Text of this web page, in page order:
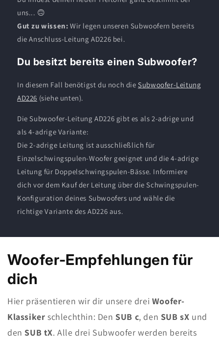
uns... 🙃
Gut zu wissen: Wir legen unseren Subwoofern bereits
die Anschluss-Leitung AD226 bei.
Du besitzt bereits einen Subwoofer?
In diesem Fall benötigst du noch die Subwoofer-Leitung
AD226 (siehe unten).
Die Subwoofer-Leitung AD226 gibt es als 2-adrige und
als 4-adrige Variante:
Die 2-adrige Leitung ist ausschließlich für
Einzelschwingspulen-Woofer geeignet und die 4-adrige
Leitung für Doppelschwingspulen-Bässe. Informiere
dich vor dem Kauf der Leitung über die Schwingspulen-
Konfiguration deines Subwoofers und wähle die
richtige Variante des AD226 aus.
Woofer-Empfehlungen für
dich
Hier präsentieren wir dir unsere drei Woofer-
Klassiker schlechthin: Den SUB c, den SUB sX und
den SUB tX. Alle drei Subwoofer werden bereits